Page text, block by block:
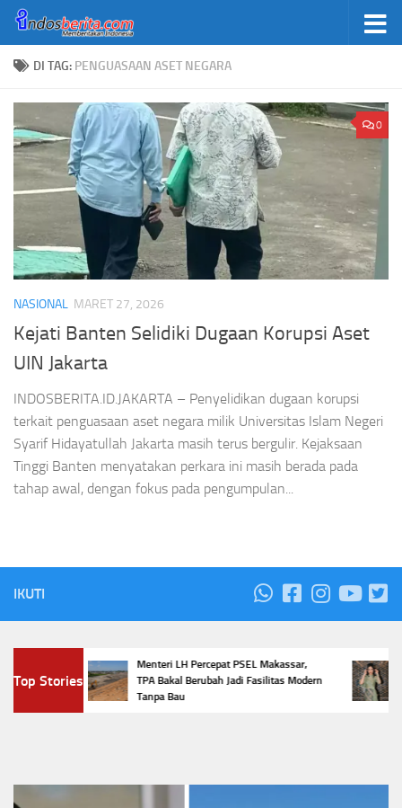
Skip to content
DI TAG: PENGUASAAN ASET NEGARA
0
NASIONAL MARET 27, 2026
Kejati Banten Selidiki Dugaan Korupsi Aset
UIN Jakarta
INDOSBERITA.ID.JAKARTA – Penyelidikan dugaan korupsi
terkait penguasaan aset negara milik Universitas Islam Negeri
Syarif Hidayatullah Jakarta masih terus bergulir. Kejaksaan
Tinggi Banten menyatakan perkara ini masih berada pada
tahap awal, dengan fokus pada pengumpulan...
IKUTI
Top Stories
Menteri LH Percepat PSEL Makassar,
TPA Bakal Berubah Jadi Fasilitas Modern
Tanpa Bau
5